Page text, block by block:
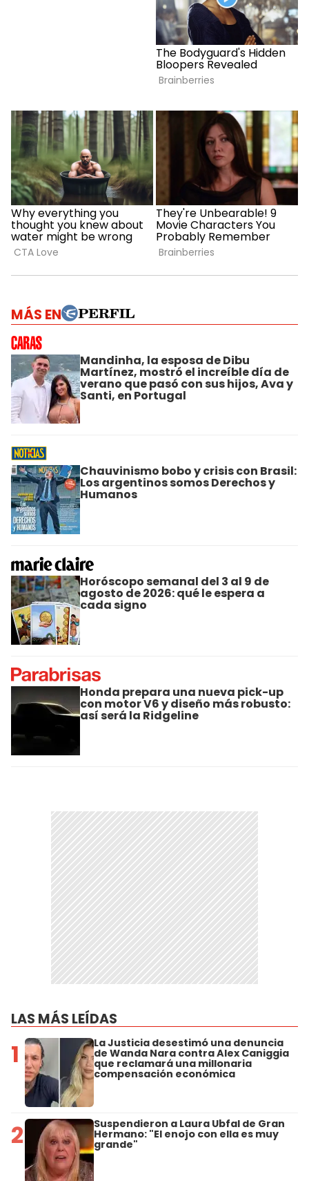
MÁS EN
Mandinha, la esposa de Dibu
Martínez, mostró el increíble día de
verano que pasó con sus hijos, Ava y
Santi, en Portugal
Chauvinismo bobo y crisis con Brasil:
Los argentinos somos Derechos y
Humanos
Horóscopo semanal del 3 al 9 de
agosto de 2026: qué le espera a
cada signo
Honda prepara una nueva pick-up
con motor V6 y diseño más robusto:
así será la Ridgeline
LAS MÁS LEÍDAS
1 La Justicia desestimó una denuncia
de Wanda Nara contra Alex Caniggia
que reclamará una millonaria
compensación económica
2 Suspendieron a Laura Ubfal de Gran
Hermano: "El enojo con ella es muy
grande"